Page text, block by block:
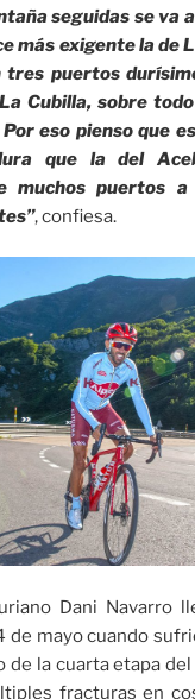
seguidas se va
más exigente la de
tres puertos
Cubilla, sobre
eso pienso que
que la del
muchos puertos
, confiesa.
Dani Navarro
de mayo cuando
de la cuarta etapa
fracturas en